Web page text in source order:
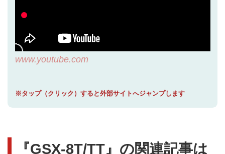
www.youtube.com
※タップ（クリック）すると外部サイトへジャンプします
『GSX-8T/TT』の関連記事は